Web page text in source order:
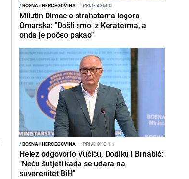
/BOSNA I HERCEGOVINA I PRIJE 43MIN
Milutin Dimac o strahotama logora
Omarska: "Došli smo iz Keraterma, a
onda je počeo pakao"
/BOSNA I HERCEGOVINA I PRIJE OKO 1H
Helez odgovorio Vučiću, Dodiku i Brnabić:
"Neću šutjeti kada se udara na
suverenitet BiH"